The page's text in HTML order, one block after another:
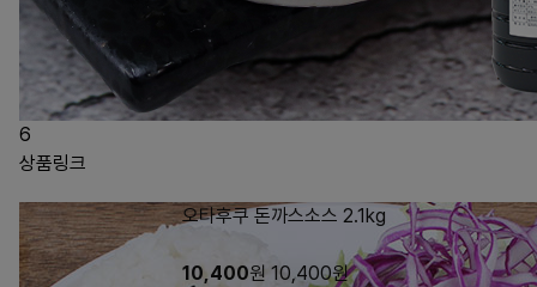
6
상품링크
오타후쿠 돈까스소스 2.1kg
10,400원 10,400원